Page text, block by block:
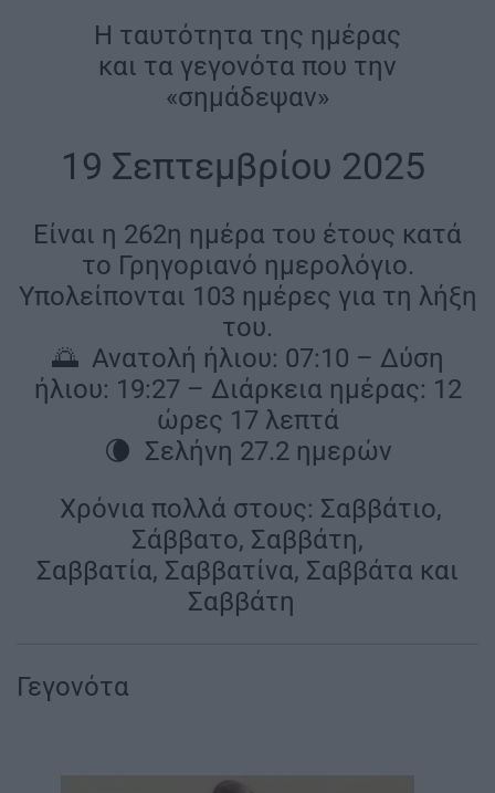
Η ταυτότητα της ημέρας
και τα γεγονότα που την
«σημάδεψαν»
19 Σεπτεμβρίου 2025
Είναι η 262η ημέρα του έτους κατά
το Γρηγοριανό ημερολόγιο.
Υπολείπονται 103 ημέρες για τη λήξη
του.
🌅 Ανατολή ήλιου: 07:10 – Δύση
ήλιου: 19:27 – Διάρκεια ημέρας: 12
ώρες 17 λεπτά
🌘 Σελήνη 27.2 ημερών
Χρόνια πολλά στους: Σαββάτιο,
Σάββατο, Σαββάτη,
Σαββατία, Σαββατίνα, Σαββάτα και
Σαββάτη
Γεγονότα